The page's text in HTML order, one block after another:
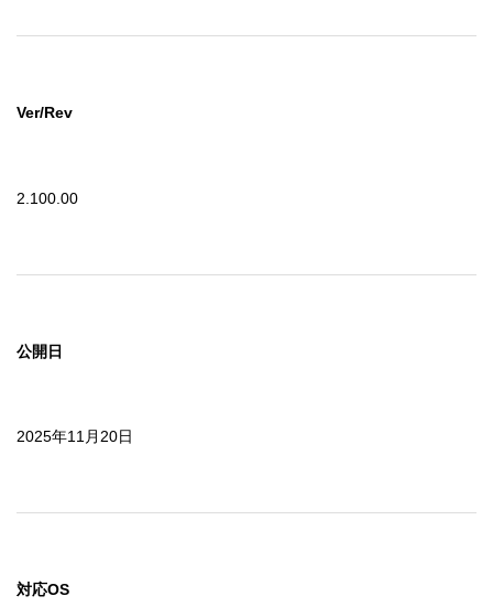
Ver/Rev
2.100.00
公開日
2025年11月20日
対応OS